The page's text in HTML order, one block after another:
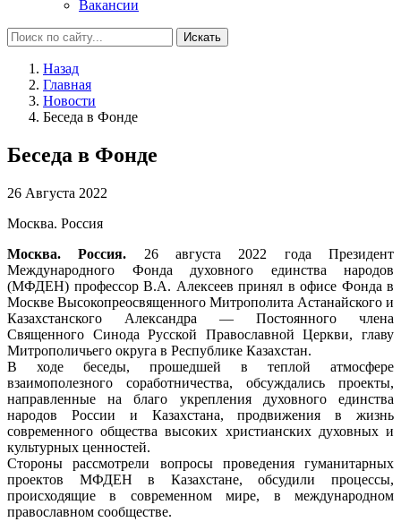
Вакансии
Искать
Назад
Главная
Новости
Беседа в Фонде
Беседа в Фонде
26 Августа 2022
Москва. Россия
Москва. Россия. 26 августа 2022 года Президент
Международного Фонда духовного единства народов
(МФДЕН) профессор В.А. Алексеев принял в офисе Фонда в
Москве Высокопреосвященного Митрополита Астанайского и
Казахстанского Александра — Постоянного члена
Священного Синода Русской Православной Церкви, главу
Митрополичьего округа в Республике Казахстан.
В ходе беседы, прошедшей в теплой атмосфере
взаимополезного соработничества, обсуждались проекты,
направленные на благо укрепления духовного единства
народов России и Казахстана, продвижения в жизнь
современного общества высоких христианских духовных и
культурных ценностей.
Стороны рассмотрели вопросы проведения гуманитарных
проектов МФДЕН в Казахстане, обсудили процессы,
происходящие в современном мире, в международном
православном сообществе.